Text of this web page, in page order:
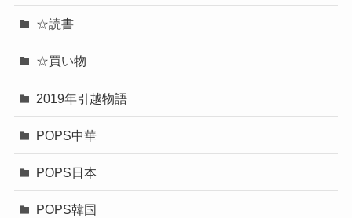
☆読書
☆買い物
2019年引越物語
POPS中華
POPS日本
POPS韓国